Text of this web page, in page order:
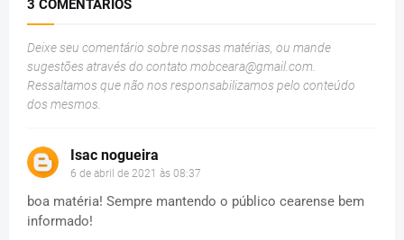
3 COMENTÁRIOS
Deixe seu comentário sobre nossas matérias, ou mande
sugestões através do contato mobceara@gmail.com
Ressaltamos que não nos responsabilizamos pelo conteúdo
dos mesmos.
Isac nogueira
6 de abril de 2021 às 08:37
boa matéria! Sempre mantendo o público cearense bem
informado!